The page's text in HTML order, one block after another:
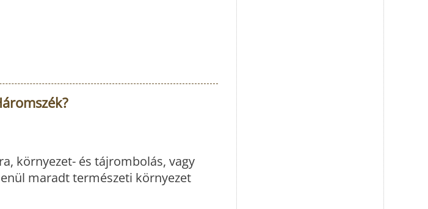
környezet- és tájrombolás, vagy
maradt természeti környezet